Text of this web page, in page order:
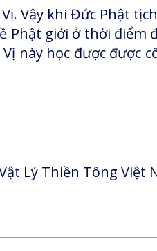
Vậy khi Đức Phật
Phật giới ở thời điểm
này học được được
Lý Thiền Tông Việt